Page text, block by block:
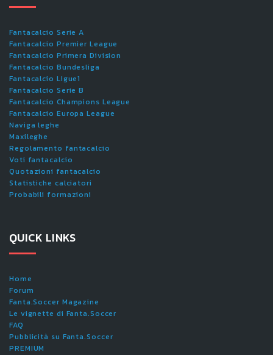
Fantacalcio Serie A
Fantacalcio Premier League
Fantacalcio Primera Division
Fantacalcio Bundesliga
Fantacalcio Ligue1
Fantacalcio Serie B
Fantacalcio Champions League
Fantacalcio Europa League
Naviga leghe
Maxileghe
Regolamento fantacalcio
Voti fantacalcio
Quotazioni fantacalcio
Statistiche calciatori
Probabili formazioni
QUICK LINKS
Home
Forum
Fanta.Soccer Magazine
Le vignette di Fanta.Soccer
FAQ
Pubblicità su Fanta.Soccer
PREMIUM